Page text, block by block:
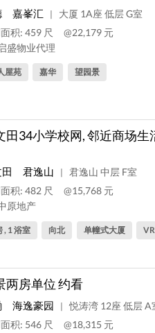
嘉峯汇 |
大厦 1A座 低层 G室
积: 459 尺
@22,179 元
盛物业代理
屋苑 嘉华 望园景
田34小学校网, 邻近商场生
君逸山 |
君逸山 中层 F室
积: 482 尺
@15,768 元
原地产
, 1 浴室 向北 单幢式大厦 VR
两房单位 约看
海逸豪园 |
悦涛湾 12座 低层 A
积: 546 尺
@18,315 元